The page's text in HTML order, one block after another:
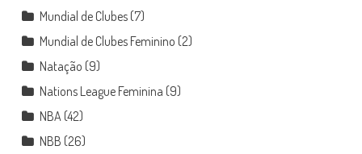
Mundial de Clubes(7)
Mundial de Clubes Feminino (2)
Natação (9)
Nations League Feminina (9)
NBA (42)
NBB (26)